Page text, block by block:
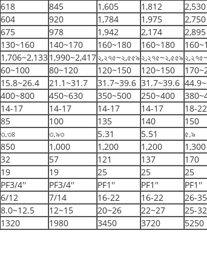
618 845 1,605 1,812 2,530
604 920 1,784 1,975 2,750
675 978 1,942 2,174 2,895
130~160 140~170 160~180 160~180
1,706~2,1331,990~2,417২,২৭৫~২,৫৫৯২,২৭৫~২,৫৫৯
60~100 80~120 120~150 120~150
15.8~26.4 21.1~31.7 31.7~39.6 31.7~39.6
400~800 450~630 350~500 250~400
14-17 14-17 14-17 14-17 18-22
85 100 135 140 150
৩.৩৪ ৩.৯৩ 5.31 5.51 ৫.৯
850 1,000 1,200 1,200 1,300
32 57 121 137 170
19 19 25 25 25
PF3/4'' PF3/4'' PF1'' PF1'' PF1''
6/12 7/14 16-22 16-22 26-35
8.0~12.5 12~15 20~26 22~27 25-32
1320 1980 3450 3720 5250